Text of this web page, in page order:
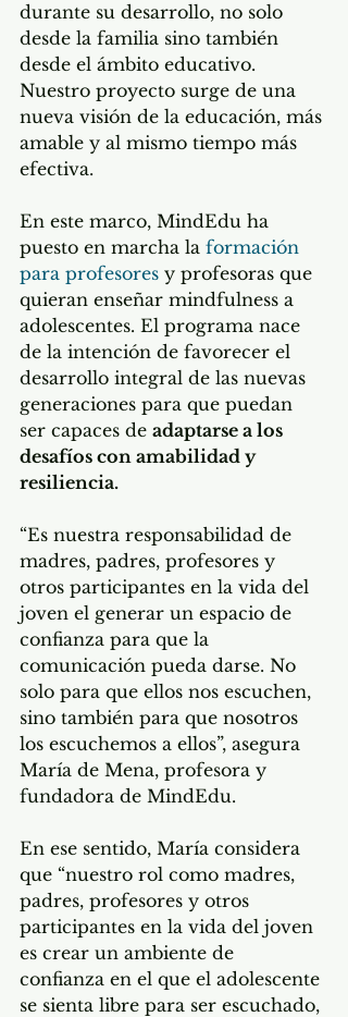
durante su desarrollo, no solo
desde la familia sino también
desde el ámbito educativo.
Nuestro proyecto surge de una
nueva visión de la educación, más
amable y al mismo tiempo más
efectiva.
En este marco, MindEdu ha
puesto en marcha la formación
para profesores y profesoras que
quieran enseñar mindfulness a
adolescentes. El programa nace
de la intención de favorecer el
desarrollo integral de las nuevas
generaciones para que puedan
ser capaces de adaptarse a los
desafíos con amabilidad y
resiliencia.
“Es nuestra responsabilidad de
madres, padres, profesores y
otros participantes en la vida del
joven el generar un espacio de
confianza para que la
comunicación pueda darse. No
solo para que ellos nos escuchen,
sino también para que nosotros
los escuchemos a ellos”, asegura
María de Mena, profesora y
fundadora de MindEdu.
En ese sentido, María considera
que “nuestro rol como madres,
padres, profesores y otros
participantes en la vida del joven
es crear un ambiente de
confianza en el que el adolescente
se sienta libre para ser escuchado,